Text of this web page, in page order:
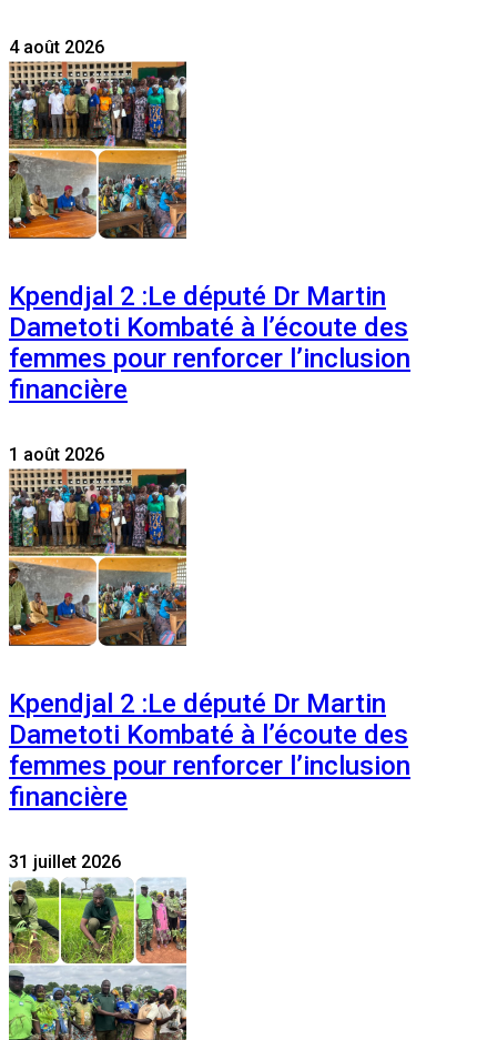
4 août 2026
Kpendjal 2 :Le député Dr Martin
Dametoti Kombaté à l’écoute des
femmes pour renforcer l’inclusion
financière
1 août 2026
Kpendjal 2 :Le député Dr Martin
Dametoti Kombaté à l’écoute des
femmes pour renforcer l’inclusion
financière
31 juillet 2026